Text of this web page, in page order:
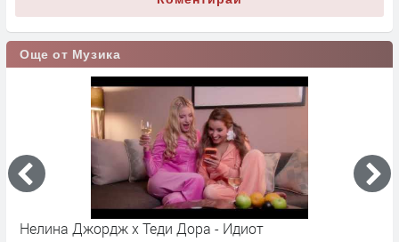
Още от Музика
Нелина Джордж x Теди Дора - Идиот